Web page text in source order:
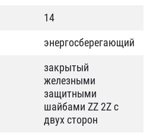
14
энергосберегающий
закрытый
железными
защитными
шайбами ZZ 2Z c
двух сторон